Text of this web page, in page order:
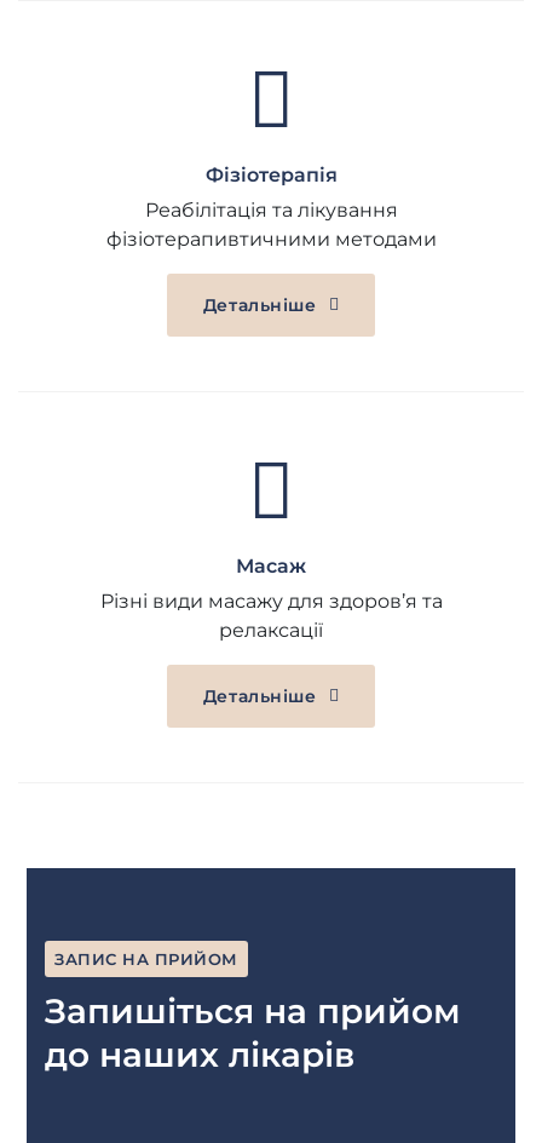
Фізіотерапія
Реабілітація та лікування
фізіотерапивтичними методами
Детальніше
Масаж
Різні види масажу для здоров’я та
релаксації
Детальніше
ЗАПИС НА ПРИЙОМ
Запишіться на прийом
до наших лікарів